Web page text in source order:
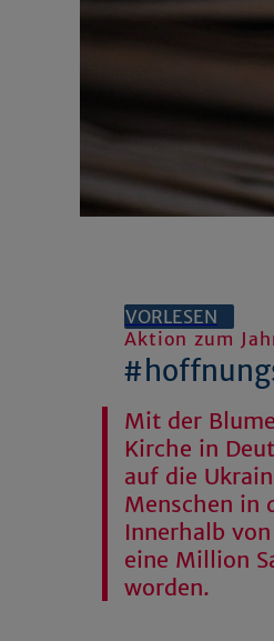
VORLESEN
Aktion zum
Mit der
Kirche in
auf die
Menschen in
Innerhalb
eine Million
worden.